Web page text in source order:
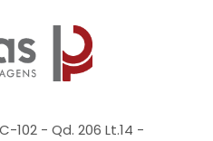
102 - Qd. 206 Lt.14 -